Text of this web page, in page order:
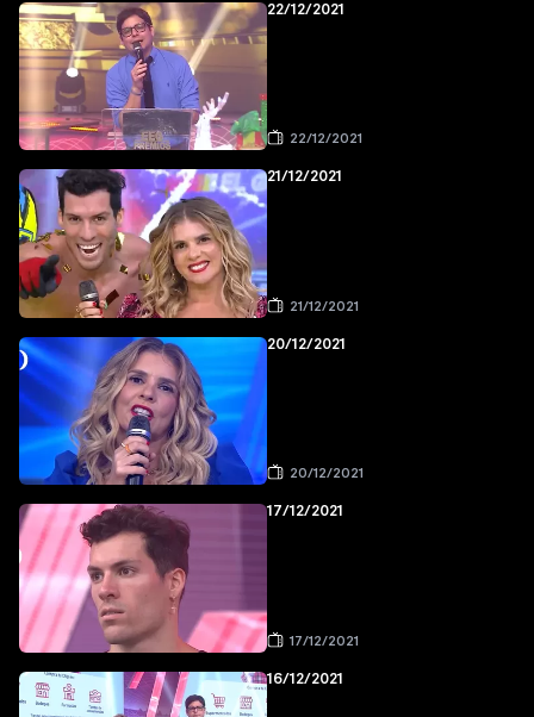
22/12/2021
22/12/2021
21/12/2021
21/12/2021
20/12/2021
20/12/2021
17/12/2021
17/12/2021
16/12/2021